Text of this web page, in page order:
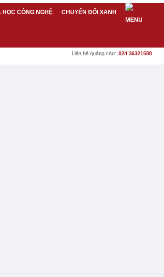
HỌC CÔNG NGHỆ CHUYỂN ĐỔI XANH
Liên hệ quảng cáo: 024 36321588